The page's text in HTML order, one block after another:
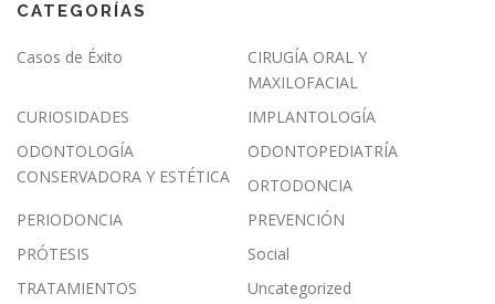
CATEGORÍAS
Casos de Éxito
CIRUGÍA ORAL Y
MAXILOFACIAL
CURIOSIDADES
IMPLANTOLOGÍA
ODONTOLOGÍA
CONSERVADORA Y ESTÉTICA
ODONTOPEDIATRÍA
ORTODONCIA
PERIODONCIA
PREVENCIÓN
PRÓTESIS
Social
TRATAMIENTOS
Uncategorized